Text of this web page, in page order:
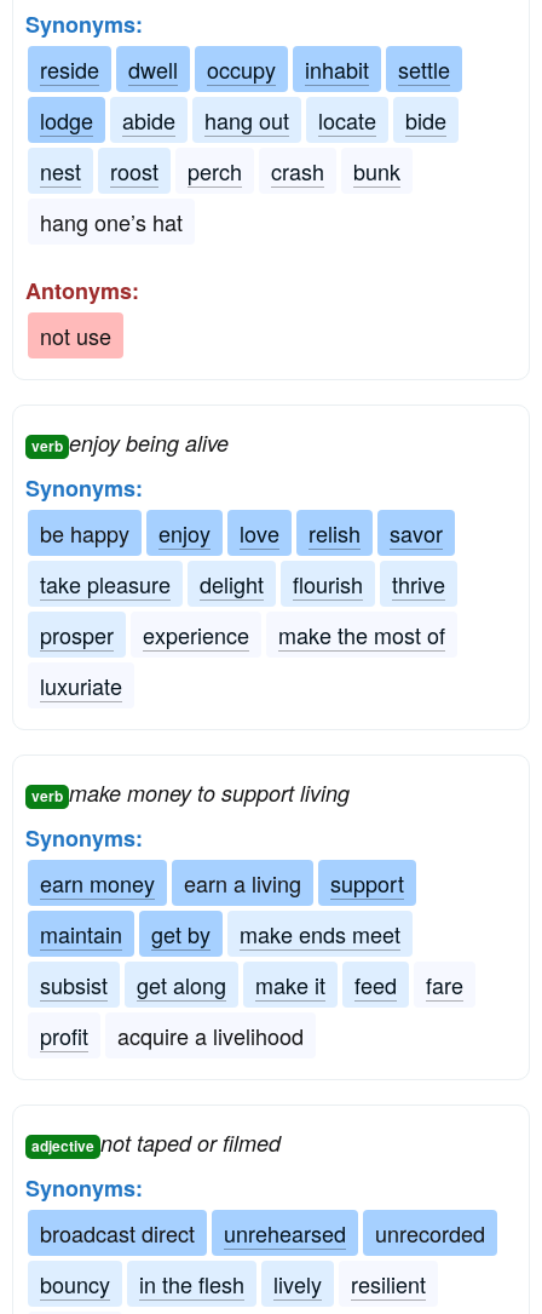
Synonyms:
reside
dwell occupy inhabit
settle
lodge
abide hang out locate
bide
nest
roost perch crash
bunk
hang one’s hat
Antonyms:
not use
verb enjoy being alive
Synonyms:
be happy
enjoy love relish
savor
take pleasure
delight flourish
thrive
prosper
experience
make the most of
luxuriate
verb make money to support living
Synonyms:
earn money
earn a living
support
maintain
get by
make ends meet
subsist
get along make it feed
fare
profit
acquire a livelihood
adjective not taped or filmed
Synonyms:
broadcast direct
unrehearsed
unrecorded
bouncy
in the flesh lively resilient